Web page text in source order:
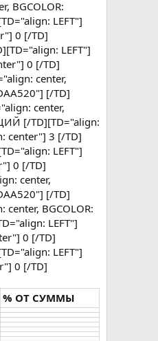
BGCOLOR:
LEFT"]
0 [/TD]
LEFT"]
0 [/TD]
center,
[/TD]
center,
[/TD][TD="align:
center"] 3 [/TD]
LEFT"]
0 [/TD]
center,
[/TD]
BGCOLOR:
LEFT"]
0 [/TD]
LEFT"]
0 [/TD]
% ОТ СУММЫ